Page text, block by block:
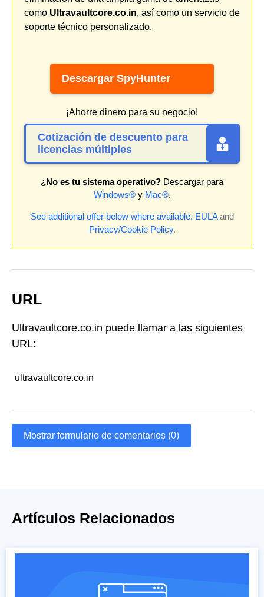
como Ultravaultcore.co.in, así como un servicio de
soporte técnico personalizado.
Descargar SpyHunter
¡Ahorre dinero para su negocio!
Cotización de descuento para
licencias múltiples
¿No es tu sistema operativo? Descargar para
Windows®y Mac®.
See additional offer below where available. EULAand
Privacy/Cookie Policy.
URL
Ultravaultcore.co.in puede llamar a las siguientes
URL:
ultravaultcore.co.in
Mostrar formulario de comentarios (0)
Artículos Relacionados